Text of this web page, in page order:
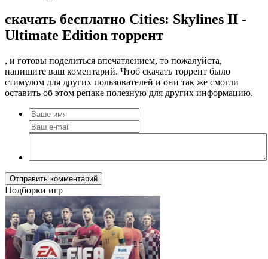
скачать бесплатно Cities: Skylines II -
Ultimate Edition торрент
, и готовы поделиться впечатлением, то пожалуйста,
напишите ваш коментарий. Чтоб скачать торрент было
стимулом для других пользователей и они так же смогли
оставить об этом репаке полезную для других информацию.
Отправить комментарий
Подборки игр